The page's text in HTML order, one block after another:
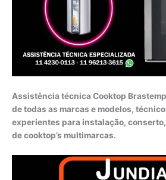
Assistência técnica Cooktop
de todas as marcas e modelos,
experientes para instalação,
de cooktop’s multimarcas.